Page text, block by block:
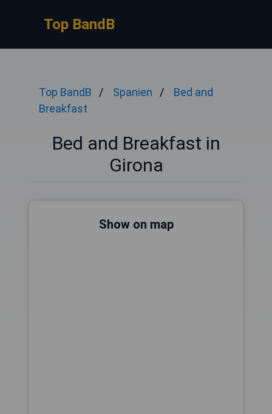
Top BandB
Top BandB Spanien
Bed and
Breakfast
Bed and Breakfast in
Girona
Show on map